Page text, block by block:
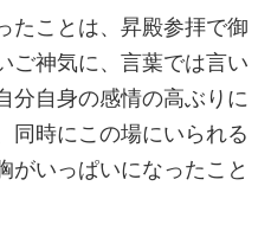
たことは、昇殿参拝で御
ご神気に、言葉では言い
分自身の感情の高ぶりに
同時にこの場にいられる
がいっぱいになったこと